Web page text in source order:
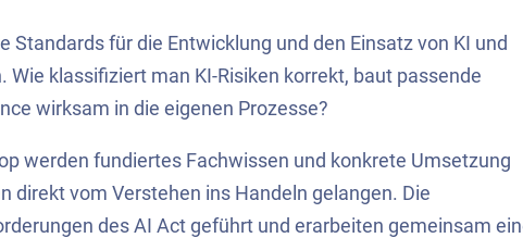
Standards für die Entwicklung und den Einsatz von KI und
klassifiziert man KI-Risiken korrekt, baut passende
wirksam in die eigenen Prozesse?
werden fundiertes Fachwissen und konkrete Umsetzung
direkt vom Verstehen ins Handeln gelangen. Die
des AI Act geführt und erarbeiten gemeinsam